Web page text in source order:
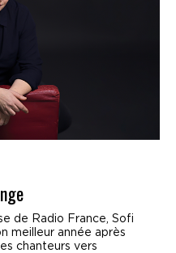
de Radio France, Sofi
meilleur année après
chanteurs vers